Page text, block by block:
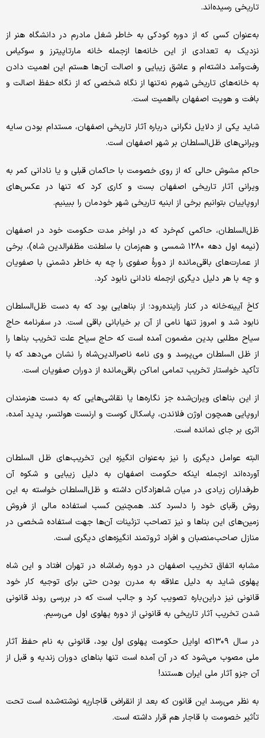
تاریخی رسیده‌اند.
به‌عنوان کسی که از دوره کودکی به خاطر شغل مادرم در دانشگاه هنر از
نزدیک به تعدادی از این خانه‌ها ازجمله خانه مارتاپیترز و سوکیاس
رفت‌وآمد داشته‌ام و عاشق زیبایی و اصالت آن‌ها هستم این اهمیت دادن
به خانه‌های تاریخی شهرم نه‌تنها از نگاه شخصی که از نگاه حفظ اصالت و
بافت و هویت اصفهان بااهمیت است.
شاید یکی از دلایل نگرانی درباره آثار تاریخی اصفهان، مستدام بودن سایه
ویرانی‌های ظل‌السلطان بر شهر اصفهان است.
حاکم مشوش حالی که از روی خصومت با حاکمان قبلی و یا نادانی کمر به
ویرانی آثار تاریخی اصفهان بست و کاری کرد که تنها در عکس‌های
اروپاییان بتوانیم برخی از ابنیه تاریخی شهر خودمان را ببینیم.
ظل‌السلطان، حاکمی کم‌خرد که در اواخر مدت حکومت خود در اصفهان
(نیمه اول دهه ۱۲۸۰ شمسی و هم‌زمان با سلطنت مظفرالدین شاه)، برخی
از عمارت‌های باقی‌مانده از دورهٔ صفوی را چه به خاطر دشمنی با صفویان
و چه با هر دلیل دیگری ازجمله نادانی نابود کرد.
کاخ آیینه‌خانه در کنار زاینده‌رود؛ از بناهایی بود که به دست ظل‌السلطان
نابود شد و امروز تنها نامی از آن بر خیابانی باقی است. در سفرنامه حاج
سیاح مطلبی بدین مضمون آمده است که حاج سیاح علت تخریب بناها را
از ظل السلطان می‌پرسد و وی نامه ناصرالدین‌شاه را نشان می‌دهد که با
تأکید خواستار تخریب تمامی اماکن باقی‌مانده از دوران صفویان است.
از این بناهای ویران‌شده جز نگاره‌ها یا نقاشی‌هایی که به دست هنرمندان
اروپایی همچون اوژن فلاندن، پاسکال کوست و ارنست هولتسر، پدید آمده،
اثری بر جای نمانده است.
البته عوامل دیگری را نیز به‌عنوان انگیزه این تخریب‌های ظل السلطان
آورده‌اند ازجمله اینکه حکومت اصفهان به دلیل زیبایی و شکوه آن
طرفداران زیادی در میان شاهزادگان داشته و ظل‌السلطان خواسته به این
روش رقبای خود را دلسرد کند. همچنین کسب استفاده مالی از فروش
زمین‌های این بناها و نیز تصاحب تزئینات آن‌ها جهت استفاده شخصی در
منازل صاحب‌منصبان و افراد ثروتمند انگیزه‌های دیگری است.
مشابه اتفاق تخریب اصفهان در دوره رضاشاه در تهران افتاد و این شاه
پهلوی شاید به دلیل علاقه به مدرن بودن حتی برای توجیه کار خود
قانونی نیز دراین‌باره تصویب کرد و جالب است که در بررسی روند قانونی
شدن تخریب آثار تاریخی به قانونی از دوره پهلوی اول می‌رسیم.
در سال ۱۳۰۹که اوایل حکومت پهلوی اول بود، قانونی به نام حفظ آثار
ملی مصوب می‌شود که در آن آمده است تنها بنا‌های دوران زندیه و قبل از
آن جزو آثار ملی ایران هستند!
به نظر می‌رسد این قانون که بعد از انقراض قاجاریه نوشته‌شده است تحت
تأثیر خصومت با قاجار هم قرار داشته است.